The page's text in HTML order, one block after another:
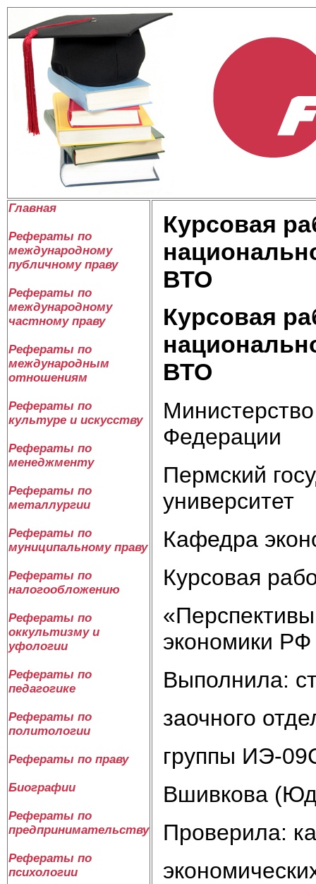
Главная
Рефераты по
международному
публичному праву
Рефераты по
международному
частному праву
Рефераты по
международным
отношениям
Рефераты по
культуре и искусству
Рефераты по
менеджменту
Рефераты по
металлургии
Рефераты по
муниципальному праву
Рефераты по
налогообложению
Рефераты по
оккультизму и
уфологии
Рефераты по
педагогике
Рефераты по
политологии
Рефераты по праву
Биографии
Рефераты по
предпринимательству
Рефераты по
психологии
Курсовая
ВТО
Курсовая
ВТО
Федерации
Пермский
университет
Кафедра
Курсовая
экономики
Выполнила:
заочного
группы ИЭ-
Вшивкова
Проверила: